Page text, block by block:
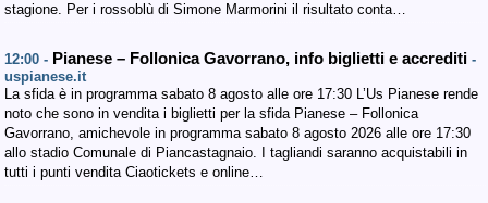
stagione. Per i rossoblù di Simone Marmorini il risultato conta…
12:00 - Pianese – Follonica Gavorrano, info biglietti e accrediti -
uspianese.it
La sfida è in programma sabato 8 agosto alle ore 17:30 L’Us Pianese rende
noto che sono in vendita i biglietti per la sfida Pianese – Follonica
Gavorrano, amichevole in programma sabato 8 agosto 2026 alle ore 17:30
allo stadio Comunale di Piancastagnaio. I tagliandi saranno acquistabili in
tutti i punti vendita Ciaotickets e online…